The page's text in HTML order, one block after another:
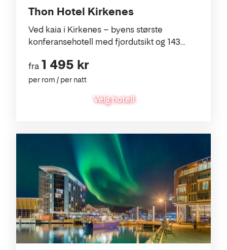
Thon Hotel Kirkenes
Ved kaia i Kirkenes – byens største
konferansehotell med fjordutsikt og 143
fra 1 495 kr
per rom / per natt
Velg hotell